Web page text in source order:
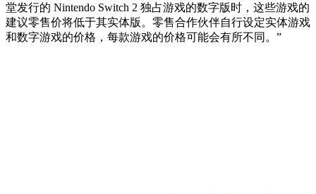
堂发行的 Nintendo Switch 2 独占游戏的数字版时，这些游戏的
建议零售价将低于其实体版。零售合作伙伴自行设定实体游戏
和数字游戏的价格，每款游戏的价格可能会有所不同。”